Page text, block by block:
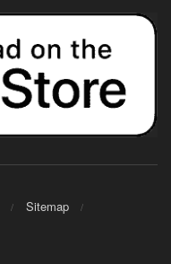
Sitemap